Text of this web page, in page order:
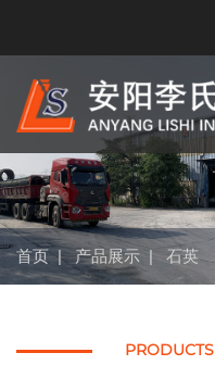
首页 | 产品展示 | 石英
PRODUCTS